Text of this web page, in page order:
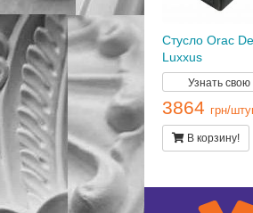
Стусло Orac
Luxxus
Узнать свою
3864 грн/
В корзину!